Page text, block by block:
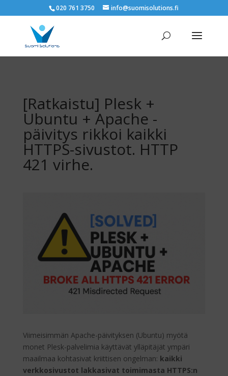
020 761 3750 info@suomisolutions.fi
[Ratkaistu] Plesk +
Ubuntu + Apache -
päivitys rikkoi kaikki
HTTPS-sivustot. HTTP
421 virhe.
Viimeisimmän Apache-päivityksen (Ubuntu) myötä
monet Plesk-palvelimia käyttävät ylläpitäjät ympäri
maailmaa kohtasivat kriittisen ongelman: kaikki
verkkosivustot lakkasivat toimimasta HTTPS:n